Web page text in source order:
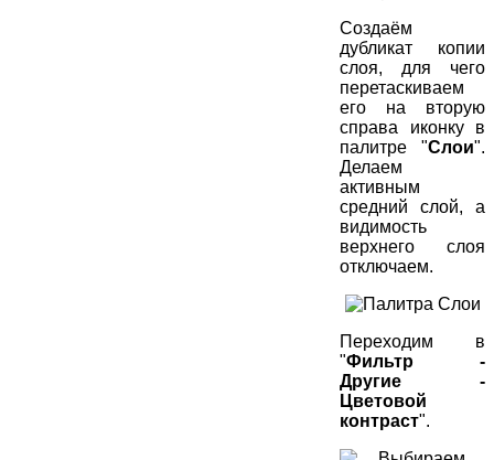
Создаём
дубликат копии
слоя, для чего
перетаскиваем
его на вторую
справа иконку в
палитре "Слои".
Делаем
активным
средний слой, а
видимость
верхнего слоя
отключаем.
Переходим в
"Фильтр -
Другие -
Цветовой
контраст".